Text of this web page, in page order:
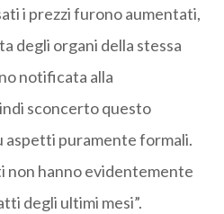
i prezzi furono aumentati,
degli organi della stessa
notificata alla
sconcerto questo
aspetti puramente formali.
non hanno evidentemente
degli ultimi mesi”.